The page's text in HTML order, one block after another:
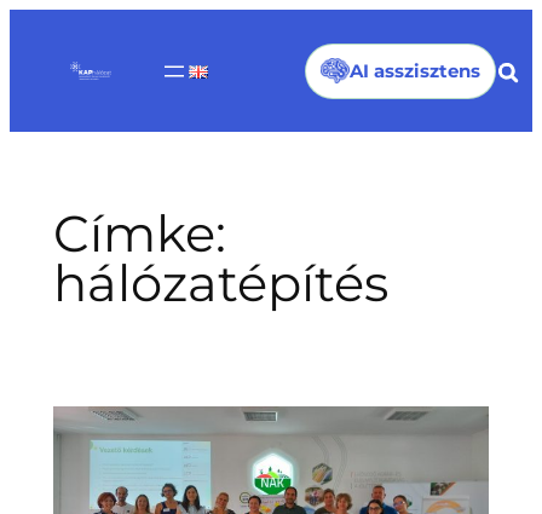
tartalomhoz
AI asszisztens
Címke:
hálózatépítés